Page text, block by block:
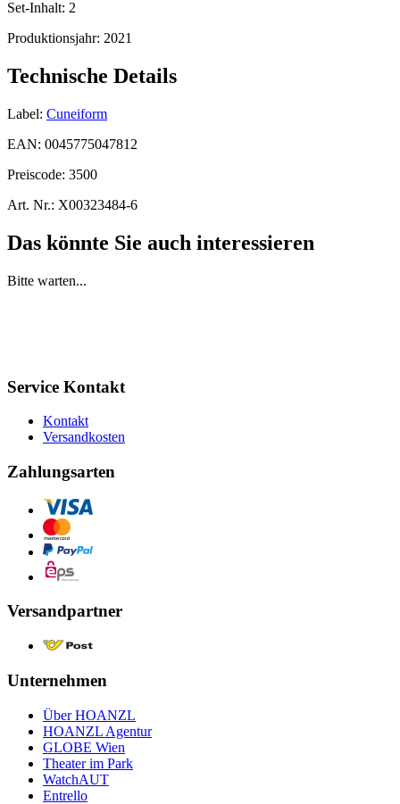
Set-Inhalt: 2
Produktionsjahr: 2021
Technische Details
Label: Cuneiform
EAN: 0045775047812
Preiscode: 3500
Art. Nr.: X00323484-6
Das könnte Sie auch interessieren
Bitte warten...
Service Kontakt
Kontakt
Versandkosten
Zahlungsarten
Versandpartner
Unternehmen
Über HOANZL
HOANZL Agentur
GLOBE Wien
Theater im Park
WatchAUT
Entrello